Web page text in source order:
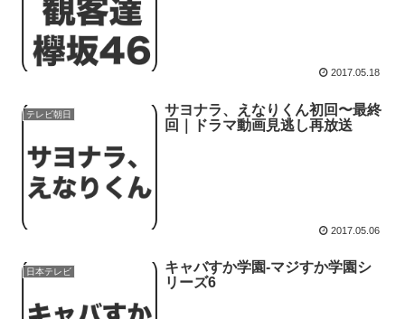
2017.05.18
テレビ朝日
サヨナラ、えなりくん初回〜最終
回｜ドラマ動画見逃し再放送
2017.05.06
日本テレビ
キャバすか学園-マジすか学園シ
リーズ6